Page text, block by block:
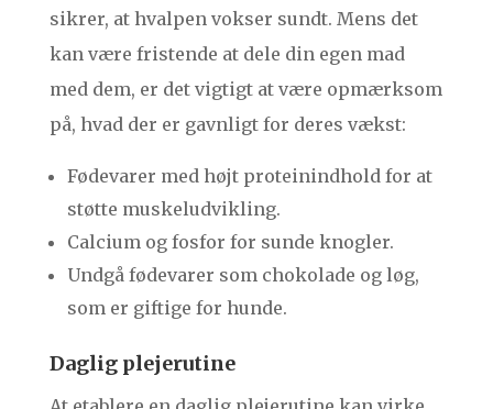
sikrer, at hvalpen vokser sundt. Mens det
kan være fristende at dele din egen mad
med dem, er det vigtigt at være opmærksom
på, hvad der er gavnligt for deres vækst:
Fødevarer med højt proteinindhold for at
støtte muskeludvikling.
Calcium og fosfor for sunde knogler.
Undgå fødevarer som chokolade og løg,
som er giftige for hunde.
Daglig plejerutine